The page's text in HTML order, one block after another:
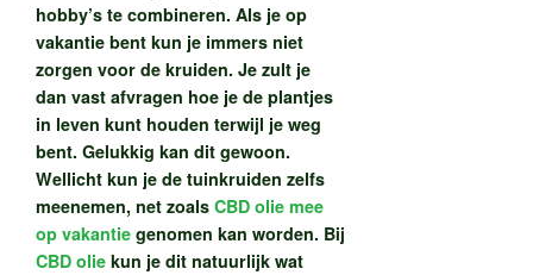
hobby’s te combineren. Als je op
vakantie bent kun je immers niet
zorgen voor de kruiden. Je zult je
dan vast afvragen hoe je de plantjes
in leven kunt houden terwijl je weg
bent. Gelukkig kan dit gewoon.
Wellicht kun je de tuinkruiden zelfs
meenemen, net zoals CBD olie mee
op vakantie genomen kan worden. Bij
CBD olie kun je dit natuurlijk wat